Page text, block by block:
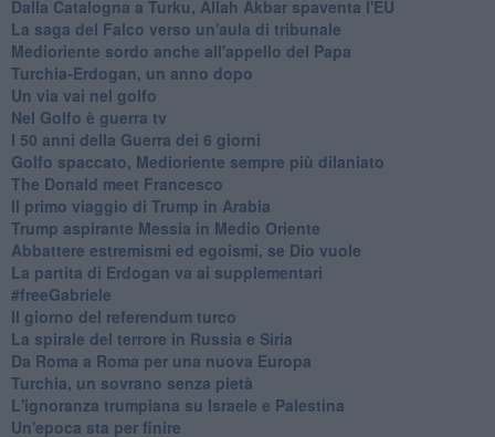
Dalla Catalogna a Turku, Allah Akbar spaventa l'EU
La saga del Falco verso un'aula di tribunale
Medioriente sordo anche all'appello del Papa
Turchia-Erdogan, un anno dopo
Un via vai nel golfo
Nel Golfo è guerra tv
I 50 anni della Guerra dei 6 giorni
Golfo spaccato, Medioriente sempre più dilaniato
The Donald meet Francesco
Il primo viaggio di Trump in Arabia
Trump aspirante Messia in Medio Oriente
Abbattere estremismi ed egoismi, se Dio vuole
La partita di Erdogan va ai supplementari
#freeGabriele
Il giorno del referendum turco
La spirale del terrore in Russia e Siria
Da Roma a Roma per una nuova Europa
Turchia, un sovrano senza pietà
L'ignoranza trumpiana su Israele e Palestina
Un'epoca sta per finire